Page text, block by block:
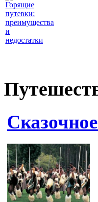
Горящие
путевки:
преимущества
и
недостатки